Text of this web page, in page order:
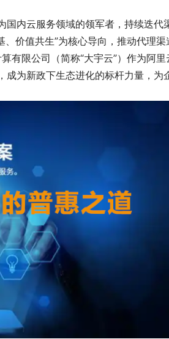
国内云服务领域的领军者，持续迭代
价值共生”为核心导向，推动代理渠
有限公司（简称“大宇云”）作为阿里
成为新政下生态进化的标杆力量，为